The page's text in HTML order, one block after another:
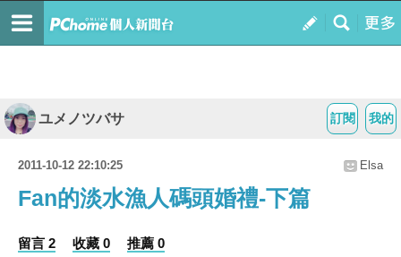
我的
訂閱
ユメノツバサ
2011-10-12 22:10:25 Elsa
Fan的淡水漁人碼頭婚禮-下篇
留言 2 收藏 0 推薦 0